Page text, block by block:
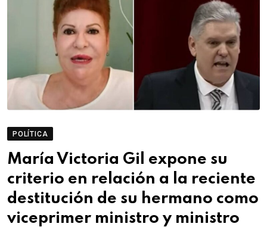
POLÍTICA
María Victoria Gil expone su
criterio en relación a la reciente
destitución de su hermano como
viceprimer ministro y ministro